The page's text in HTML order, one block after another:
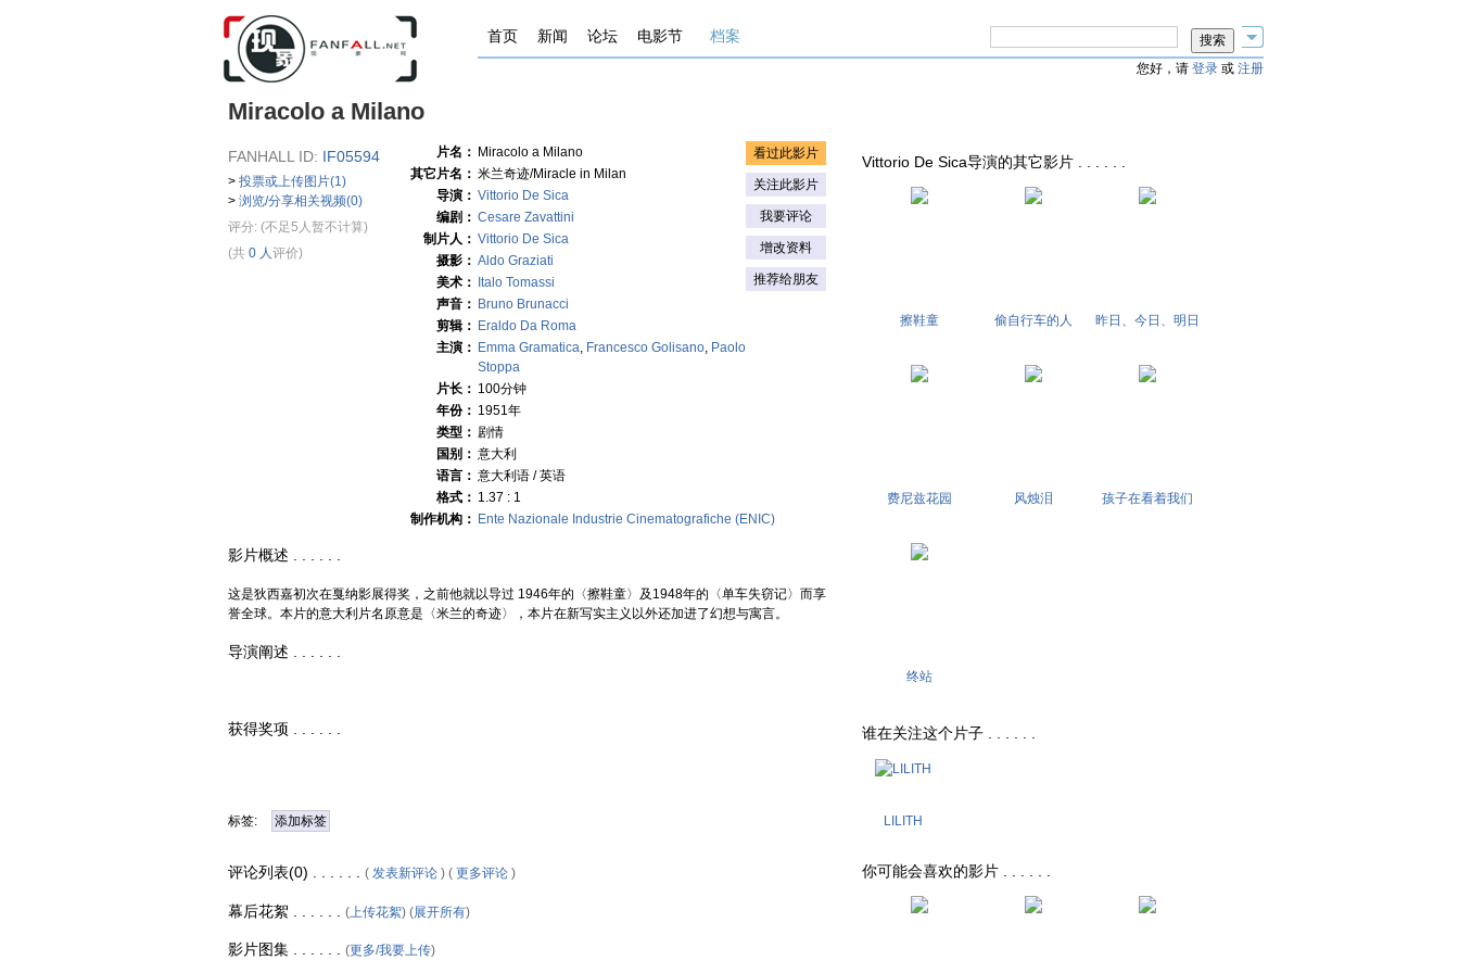
首页 新闻 论坛 电影节 档案
您好，请 登录 或 注册
Miracolo a Milano
FANHALL ID: IF05594
> 投票或上传图片(1)
> 浏览/分享相关视频(0)
评分: (不足5人暂不计算)
(共 0 人评价)
片名： Miracolo a Milano
其它片名： 米兰奇迹/Miracle in Milan
导演： Vittorio De Sica
编剧： Cesare Zavattini
制片人： Vittorio De Sica
摄影： Aldo Graziati
美术：
Italo Tomassi
声音： Bruno Brunacci
剪辑： Eraldo Da Roma
主演： Emma Gramatica, Francesco Golisano, Paolo
Stoppa
片长： 100分钟
年份： 1951年
类型： 剧情
国别： 意大利
语言： 意大利语 / 英语
格式： 1.37 : 1
制作机构： Ente Nazionale Industrie Cinematografiche (ENIC)
看过此影片
关注此影片
我要评论
增改资料
推荐给朋友
影片概述 . . . . . .
这是狄西嘉初次在戛纳影展得奖，之前他就以导过 1946年的〈擦鞋童〉及1948年的〈单车失窃记〉而享
誉全球。本片的意大利片名原意是〈米兰的奇迹〉，本片在新写实主义以外还加进了幻想与寓言。
导演阐述 . . . . . .
获得奖项 . . . . . .
标签: 添加标签
评论列表(0) . . . . . . ( 发表新评论 ) ( 更多评论 )
幕后花絮 . . . . . . (上传花絮) (展开所有)
影片图集 . . . . . . (更多/我要上传)
Vittorio De Sica导演的其它影片 . . . . . .
擦鞋童 偷自行车的人 昨日、今日、明日
费尼兹花园 风烛泪 孩子在看着我们
终站
谁在关注这个片子 . . . . . .
LILITH
你可能会喜欢的影片 . . . . . .